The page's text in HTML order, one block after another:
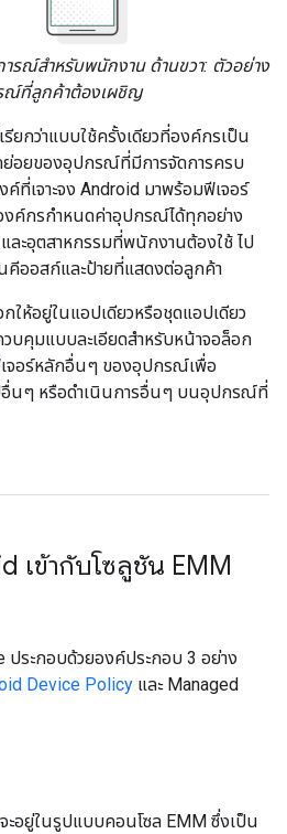
รณ์สำหรับพนักงาน ด้านขวา: ตัวอย่าง
ณ์ที่ลูกค้าต้องเผชิญ
ยกว่าแบบใช้ครั้งเดียวที่องค์กรเป็น
ย่อยของอุปกรณ์ที่มีการจัดการครบ
ค์ที่เจาะจง Android มาพร้อมฟีเจอร์
งค์กรกำหนดค่าอุปกรณ์ได้ทุกอย่าง
ละอุตสาหกรรมที่พนักงานต้องใช้ ไป
คีออสก์และป้ายที่แสดงต่อลูกค้า
ให้อยู่ในแอปเดียวหรือชุดแอปเดียว
บคุมแบบละเอียดสำหรับหน้าจอล็อก
จอร์หลักอื่นๆ ของอุปกรณ์เพื่อ
อื่นๆ หรือดำเนินการอื่นๆ บนอุปกรณ์ที่
เข้ากับโซลูชัน EMM
ประกอบด้วยองค์ประกอบ 3 อย่าง
Device Policy และ Managed
ะอยู่ในรูปแบบคอนโซล EMM ซึ่งเป็น